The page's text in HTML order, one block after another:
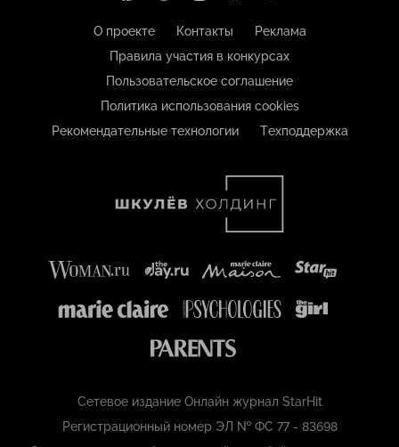
О проекте Контакты
Реклама
Правила участия в конкурсах
Пользовательское соглашение
Политика использования cookies
Рекомендательные технологии
Техподдержка
Сетевое издание Онлайн журнал StarHit
Регистрационный номер ЭЛ № ФС 77 - 83698